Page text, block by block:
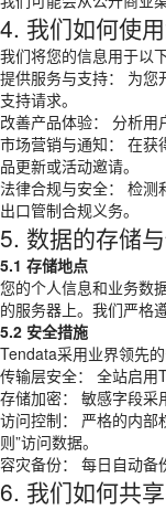
4. 我们如何使
我们将您的信息用于以
提供服务与支持： 为您
支持请求。
改善产品体验： 分析用
市场营销与通知： 在获
品更新或活动邀请。
法律合规与安全： 检测
出口管制合规义务。
5. 数据的存储
5.1 存储地点
您的个人信息和业务数
的服务器上。我们严格
5.2 安全措施
Tendata采用业界领先
传输层安全： 全站启用
存储加密： 敏感字段采
访问控制： 严格的内部
则”访问数据。
容灾备份： 每日自动备
6. 我们如何共